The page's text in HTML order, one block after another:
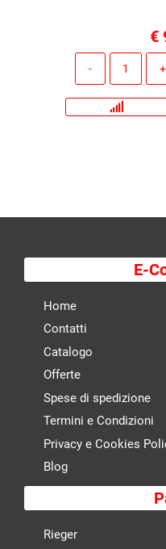
€
E-
Home
Contatti
Catalogo
Offerte
Spese di spedizione
Termini e Condizioni
Privacy e Cookies
Blog
Rieger